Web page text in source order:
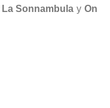
La Sonnambula y On